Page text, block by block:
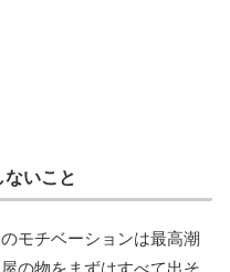
いこと
モチベーションは最高潮
の物をまずはすべて出そ